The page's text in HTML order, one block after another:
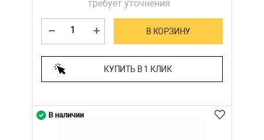
требует уточнения
В КОРЗИНУ
КУПИТЬ В 1 КЛИК
В наличии